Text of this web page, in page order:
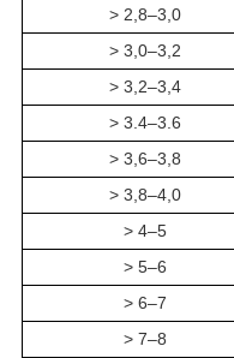
> 2,8–3,0
> 3,0–3,2
> 3,2–3,4
> 3.4–3.6
> 3,6–3,8
> 3,8–4,0
> 4–5
> 5–6
> 6–7
> 7–8